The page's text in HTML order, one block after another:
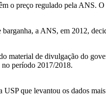
o preço regulado pela ANS.
barganha, a ANS, em 2012,
material de divulgação do
no período 2017/2018.
que levantou os dados